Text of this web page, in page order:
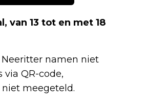
van 13 tot en met 18
namen niet
QR-code,
meegeteld.